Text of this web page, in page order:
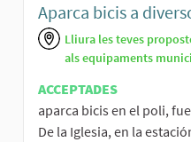
Aparca bicis a
Lliura les teves
als equipaments
ACCEPTADES
aparca bicis en el poli,
De la Iglesia, en la